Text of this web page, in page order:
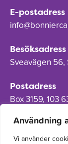
Användning
Vi använder
E-postadress
Besöksadress
Sveavägen
Postadress
Box 3159, 103